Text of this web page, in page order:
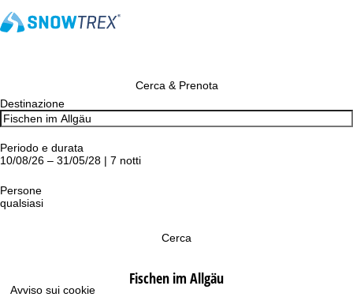
Avviso sui cookie
Cerca & Prenota
Destinazione
Periodo e durata
10/08/26 – 31/05/28 | 7 notti
Persone
qualsiasi
Cerca
Fischen im Allgäu